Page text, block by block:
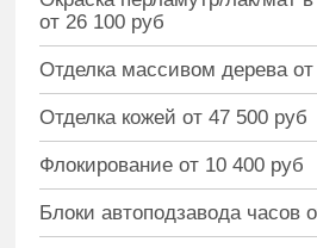
от 26 100 руб
Отделка массивом дерева
Отделка кожей от 47 500 руб
Флокирование от 10 400 руб
Блоки автоподзавода часов